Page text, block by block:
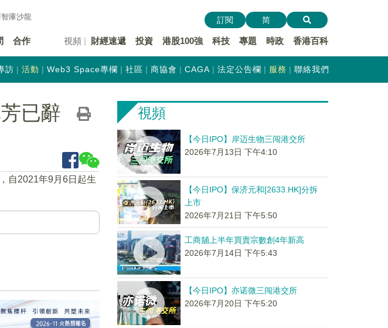
智庫沙龍
合作 視頻 財經速遞 投資 港股100強 科技 專題 時政 香港百科
訂閱 简
訪 活動 Web3 Space專欄 社區 商協會 CAGA 法定公告欄 服務 聯絡我們
已辭
自2021年9月6日起生
視頻
【今日IPO】岸迈生物三闯港交所
2026年7月13日 下午4:10
【今日IPO】保济元和[2633.HK]分拆
上市
2026年7月21日 下午5:50
工商舖上半年買賣宗數創4年新高
2026年7月14日 下午5:43
【今日IPO】亦诺微三闯港交所
2026年7月20日 下午5:20